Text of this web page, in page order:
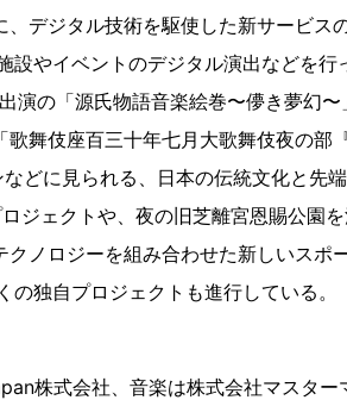
、デジタル技術を駆使した新サービス
設やイベントのデジタル演出などを
演の「源氏物語音楽絵巻〜儚き夢幻
歌舞伎座百三十年七月大歌舞伎夜の部
どに見られる、日本の伝統文化と先
ジェクトや、夜の旧芝離宮恩賜公園
ノロジーを組み合わせた新しいスポ
の独自プロジェクトも進行している。
株式会社、音楽は株式会社マスタ